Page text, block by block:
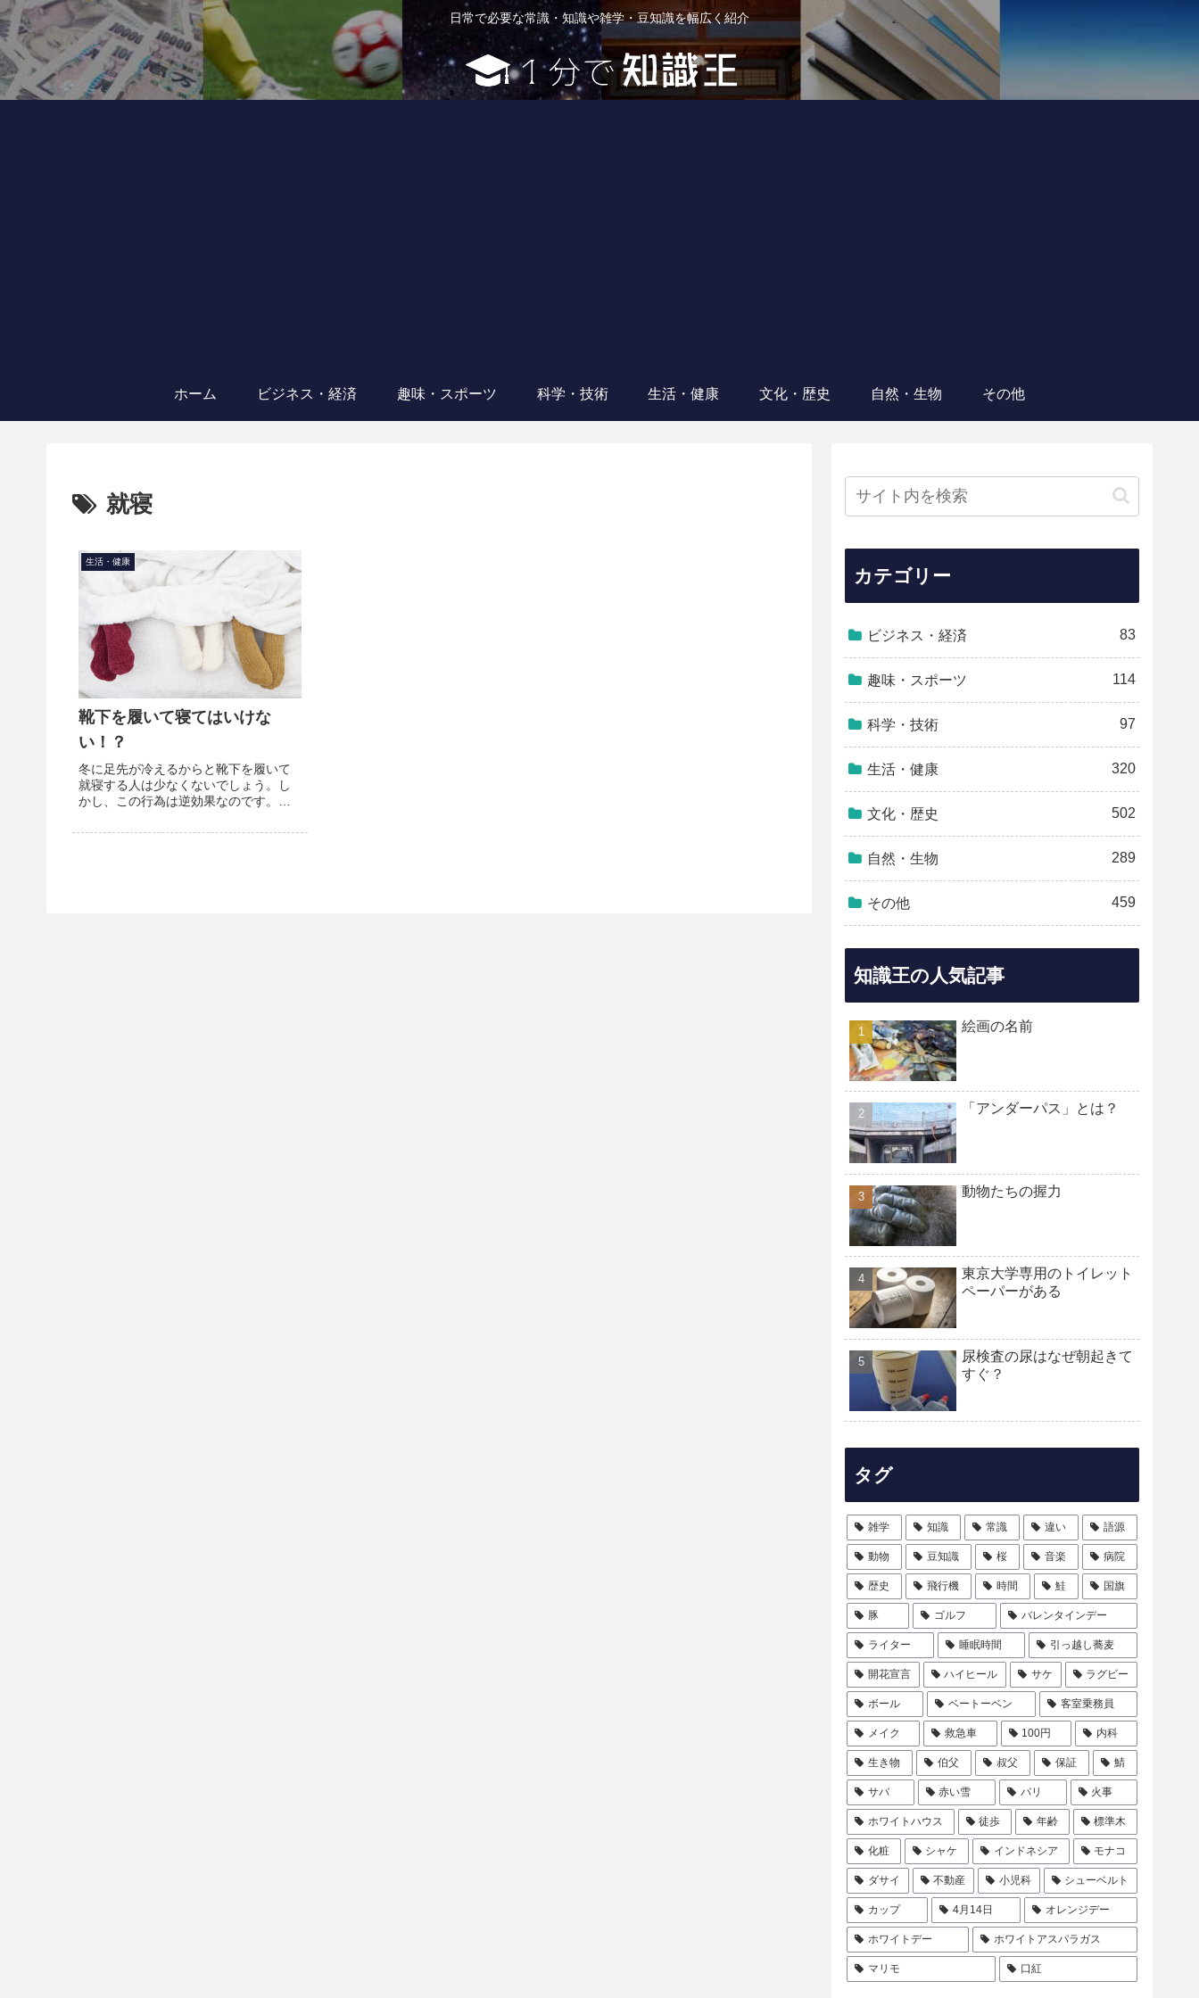
日常で必要な常識・知識や雑学・豆知識を幅広く紹介
ホーム ビジネス・経済 趣味・スポーツ 科学・技術 生活・健康 文化・歴史 自然・生物 その他
就寝
生活・健康
靴下を履いて寝てはいけな
い！？
冬に足先が冷えるからと靴下を履いて
就寝する人は少なくないでしょう。し
かし、この行為は逆効果なのです。気
かいています。靴下を履いていると、
カテゴリー
ビジネス・経済 83
趣味・スポーツ 114
科学・技術 97
生活・健康 320
文化・歴史 502
自然・生物 289
その他 459
知識王の人気記事
絵画の名前
「アンダーパス」とは？
動物たちの握力
東京大学専用のトイレット
ペーパーがある
尿検査の尿はなぜ朝起きて
すぐ？
タグ
雑学 知識 常識 違い 語源
動物 豆知識 桜 音楽 病院
歴史 飛行機 時間 鮭 国旗
豚 ゴルフ バレンタインデー
ライター 睡眠時間 引っ越し蕎麦
開花宣言 ハイヒール サケ ラグビー
ボール ベートーベン 客室乗務員
メイク 救急車 100円 内科
生き物 伯父 叔父 保証 鯖
サバ 赤い雪 パリ 火事
ホワイトハウス 徒歩 年齢 標準木
化粧 シャケ インドネシア モナコ
ダサイ 不動産 小児科 シューベルト
カップ 4月14日 オレンジデー
ホワイトデー ホワイトアスパラガス
マリモ 口紅